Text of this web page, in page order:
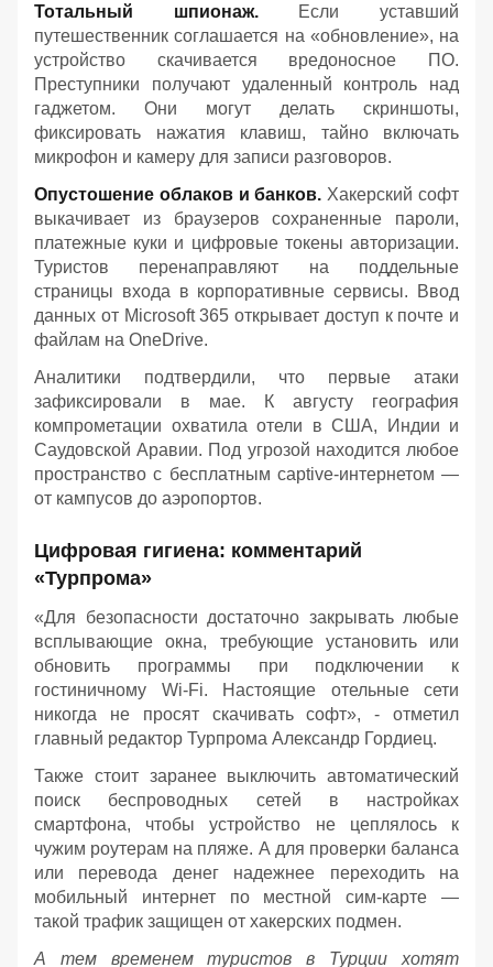
Тотальный шпионаж.Если уставший
путешественник соглашается на «обновление», на
устройство скачивается вредоносное ПО.
Преступники получают удаленный контроль над
гаджетом. Они могут делать скриншоты,
фиксировать нажатия клавиш, тайно включать
микрофон и камеру для записи разговоров.
Опустошение облаков и банков. Хакерский софт
выкачивает из браузеров сохраненные пароли,
платежные куки и цифровые токены авторизации.
Туристов перенаправляют на поддельные
страницы входа в корпоративные сервисы. Ввод
данных от Microsoft 365 открывает доступ к почте и
файлам на OneDrive.
Аналитики подтвердили, что первые атаки
зафиксировали в мае. К августу география
компрометации охватила отели в США, Индии и
Саудовской Аравии. Под угрозой находится любое
пространство с бесплатным captive-интернетом —
от кампусов до аэропортов.
Цифровая гигиена: комментарий
«Турпрома»
«Для безопасности достаточно закрывать любые
всплывающие окна, требующие установить или
обновить программы при подключении к
гостиничному Wi-Fi. Настоящие отельные сети
никогда не просят скачивать софт», - отметил
главный редактор Турпрома Александр Гордиец.
Также стоит заранее выключить автоматический
поиск беспроводных сетей в настройках
смартфона, чтобы устройство не цеплялось к
чужим роутерам на пляже. А для проверки баланса
или перевода денег надежнее переходить на
мобильный интернет по местной сим-карте —
такой трафик защищен от хакерских подмен.
А тем временем туристов в Турции хотят